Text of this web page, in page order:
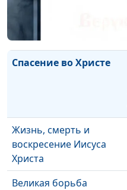
Христе
Спасение во Христе
Жизнь, смерть и
воскресение Иисуса
Христа
Великая борьба